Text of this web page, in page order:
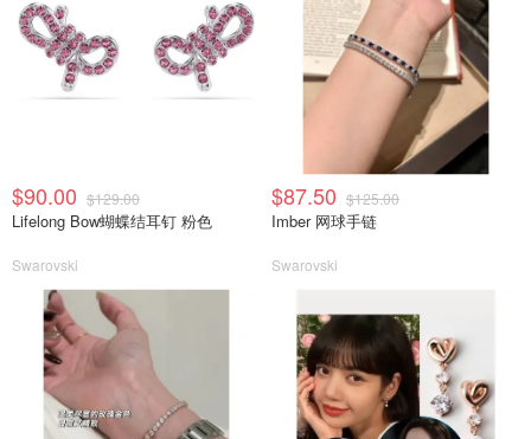
$90.00 $129.00
Lifelong Bow蝴蝶结耳钉 粉色
Swarovski
$87.50 $125.00
Imber 网球手链
Swarovski